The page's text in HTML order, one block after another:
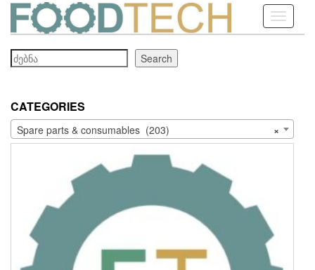
Toggle
Search
Search
CATEGORIES
×
Spare parts & consumables (203)